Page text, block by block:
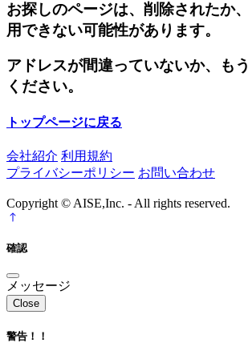
お探しのページは、削除されたか
用できない可能性があります。
アドレスが間違っていないか、も
ください。
トップページに戻る
会社紹介 利用規約
プライバシーポリシー お問い合わせ
Copyright © AISE,Inc. - All rights reserved.
確認
メッセージ
Close
警告！！